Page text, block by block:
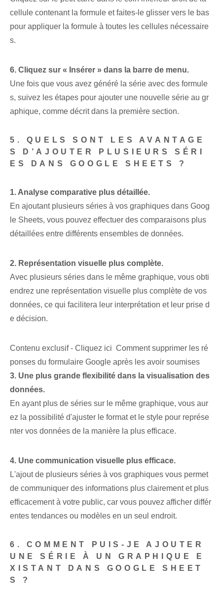
cellule contenant la formule et faites-le glisser vers le bas
pour appliquer la formule à toutes les cellules nécessaire
s.
6. Cliquez sur « Insérer » dans la barre de menu.
Une fois que vous avez généré la série avec des formule
s, suivez les étapes pour ajouter une nouvelle série au gr
aphique, comme décrit dans la première section.
5. QUELS SONT LES AVANTAGE
S D’AJOUTER PLUSIEURS SÉRI
ES DANS GOOGLE SHEETS ?
1. Analyse comparative plus détaillée.
En ajoutant plusieurs séries à vos graphiques dans Goog
le Sheets, vous pouvez effectuer des comparaisons plus
détaillées entre différents ensembles de données.
2. Représentation visuelle plus complète.
Avec plusieurs séries dans le même graphique, vous obti
endrez une représentation visuelle plus complète de vos
données, ce qui facilitera leur interprétation et leur prise d
e décision.
Contenu exclusif - Cliquez ici Comment supprimer les ré
ponses du formulaire Google après les avoir soumises
3. Une plus grande flexibilité dans la visualisation des
données.
En ayant plus de séries sur le même graphique, vous aur
ez la possibilité d'ajuster le format et le style pour représe
nter vos données de la manière la plus efficace.
4. Une communication visuelle plus efficace.
L'ajout de plusieurs séries à vos graphiques vous permet
de communiquer des informations plus clairement et plus
efficacement à votre public, car vous pouvez afficher différ
entes tendances ou modèles en un seul endroit.
6. COMMENT PUIS-JE AJOUTER
UNE SÉRIE À UN GRAPHIQUE E
XISTANT DANS GOOGLE SHEET
S ?